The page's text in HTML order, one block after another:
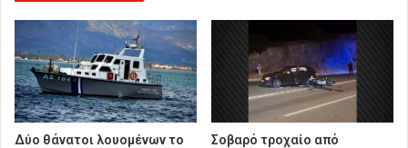
Δύο θάνατοι λουομένων το
Σοβαρό τροχαίο από